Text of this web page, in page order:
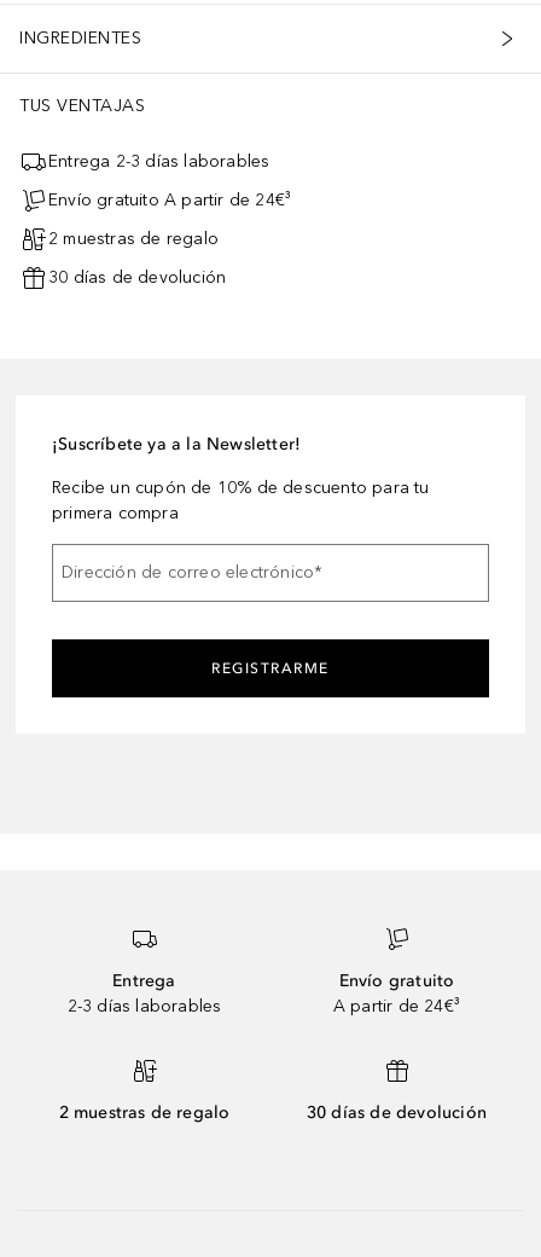
INGREDIENTES
TUS VENTAJAS
Entrega 2-3 días laborables
Envío gratuito A partir de 24€³
2 muestras de regalo
30 días de devolución
¡Suscríbete ya a la Newsletter!
Recibe un cupón de 10% de descuento para tu
primera compra
Dirección de correo electrónico*
REGISTRARME
Entrega
2-3 días laborables
Envío gratuito
A partir de 24€³
2 muestras de regalo 30 días de devolución